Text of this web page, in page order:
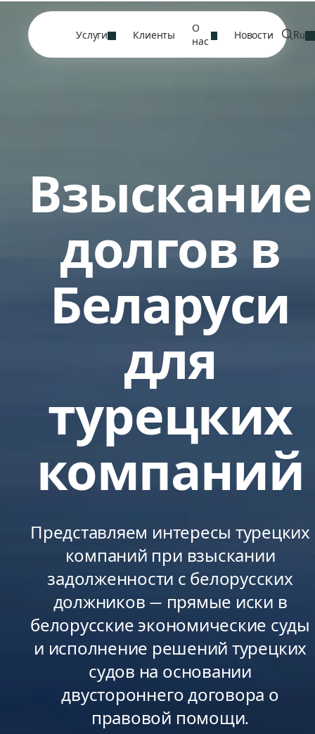
Услуги Клиенты
О
нас
Новости Ru
Взыскание
долгов в
Беларуси
для
турецких
компаний
Представляем интересы турецких
компаний при взыскании
задолженности с белорусских
должников — прямые иски в
белорусские экономические суды
и исполнение решений турецких
судов на основании
двустороннего договора о
правовой помощи.